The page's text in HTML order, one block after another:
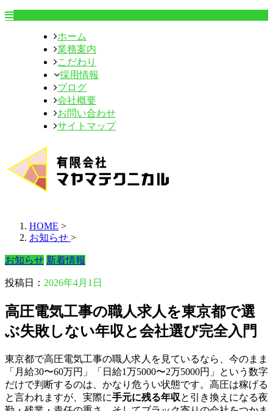
ホーム
業務案内
こだわり
採用情報
ブログ
会社概要
お問い合わせ
サイトマップ
HOME >
お知らせ >
お知らせ 新着情報
投稿日： 2026年4月1日
高圧電気工事の職人求人を東京都で選
ぶ失敗しない年収と会社選び完全入門
東京都で高圧電気工事の職人求人を見ているなら、今のまま
「月給30〜60万円」「日給1万5000〜2万5000円」という数字
だけで判断するのは、かなり危うい状態です。高圧は稼げる
と言われますが、実際に手元に残る年収と引き換えになる夜